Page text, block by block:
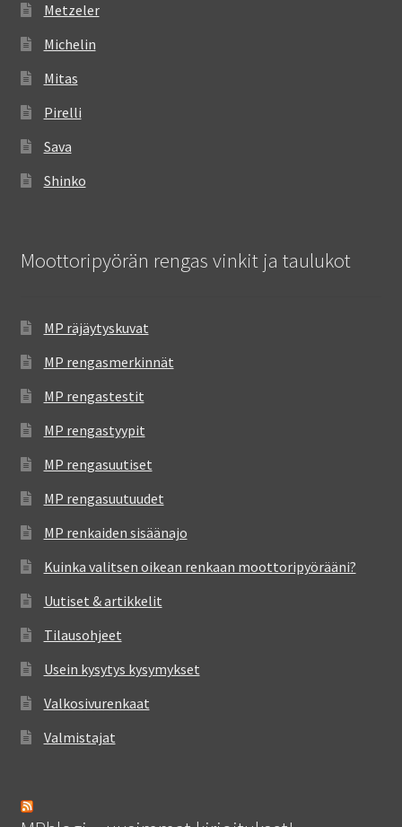
Metzeler
Michelin
Mitas
Pirelli
Sava
Shinko
Moottoripyörän rengas vinkit ja taulukot
MP räjäytyskuvat
MP rengasmerkinnät
MP rengastestit
MP rengastyypit
MP rengasuutiset
MP rengasuutuudet
MP renkaiden sisäänajo
Kuinka valitsen oikean renkaan moottoripyörääni?
Uutiset & artikkelit
Tilausohjeet
Usein kysytys kysymykset
Valkosivurenkaat
Valmistajat